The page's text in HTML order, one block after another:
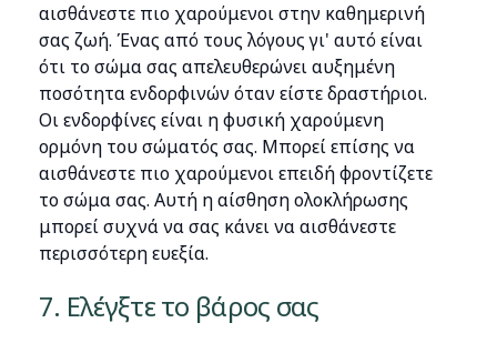
αισθάνεστε πιο χαρούμενοι στην καθημερινή
σας ζωή. Ένας από τους λόγους γι' αυτό είναι
ότι το σώμα σας απελευθερώνει αυξημένη
ποσότητα ενδορφινών όταν είστε δραστήριοι.
Οι ενδορφίνες είναι η φυσική χαρούμενη
ορμόνη του σώματός σας. Μπορεί επίσης να
αισθάνεστε πιο χαρούμενοι επειδή φροντίζετε
το σώμα σας. Αυτή η αίσθηση ολοκλήρωσης
μπορεί συχνά να σας κάνει να αισθάνεστε
περισσότερη ευεξία.
7. Ελέγξτε το βάρος σας